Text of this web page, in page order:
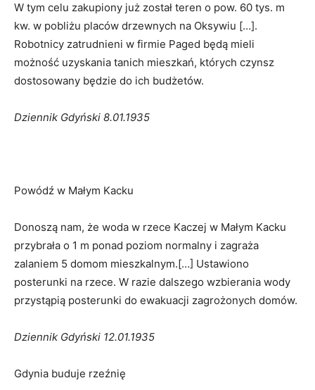
W tym celu zakupiony już został teren o pow. 60 tys. m
kw. w pobliżu placów drzewnych na Oksywiu […].
Robotnicy zatrudnieni w firmie Paged będą mieli
możność uzyskania tanich mieszkań, których czynsz
dostosowany będzie do ich budżetów.
Dziennik Gdyński 8.01.1935
Powódź w Małym Kacku
Donoszą nam, że woda w rzece Kaczej w Małym Kacku
przybrała o 1 m ponad poziom normalny i zagraża
zalaniem 5 domom mieszkalnym.[…] Ustawiono
posterunki na rzece. W razie dalszego wzbierania wody
przystąpią posterunki do ewakuacji zagrożonych domów.
Dziennik Gdyński 12.01.1935
Gdynia buduje rzeźnię